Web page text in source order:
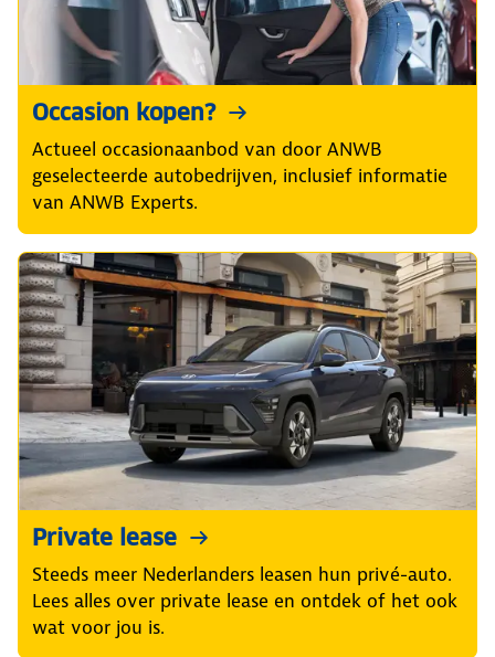
Occasion kopen?
Actueel occasionaanbod van door ANWB
geselecteerde autobedrijven, inclusief informatie
van ANWB Experts.
Private lease
Steeds meer Nederlanders leasen hun privé-auto.
Lees alles over private lease en ontdek of het ook
wat voor jou is.